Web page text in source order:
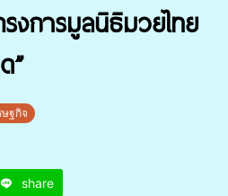
งการมูลนิธิมวยไทย
”
ษฐกิจ
share